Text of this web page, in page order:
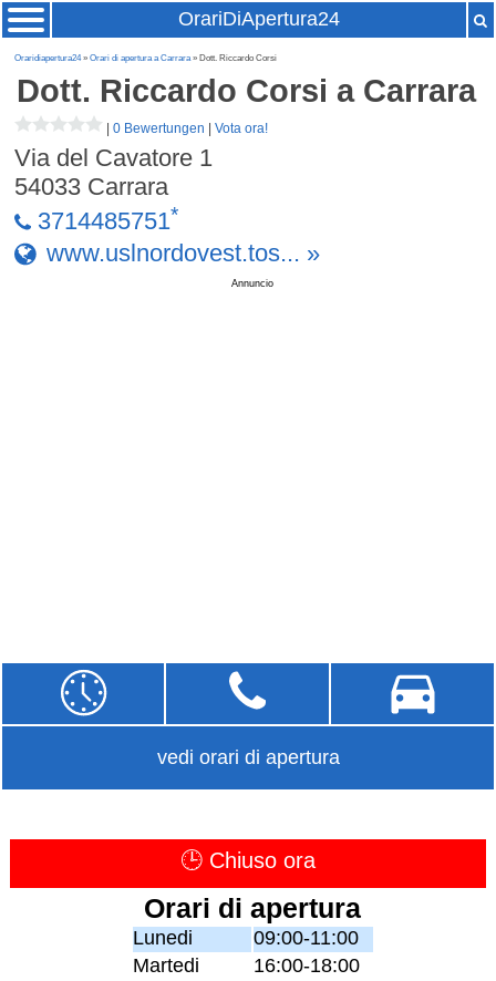
OrariDiApertura24
Oraridiapertura24»Orari di apertura a Carrara» Dott. Riccardo Corsi
Dott. Riccardo Corsi a Carrara
|0 Bewertungen |Vota ora!
Via del Cavatore 1
54033 Carrara
3714485751*
www.uslnordovest.tos... »
Annuncio
vedi orari di apertura
🕒 Chiuso ora
Orari di apertura
Lunedi
09:00-11:00
Martedi
16:00-18:00